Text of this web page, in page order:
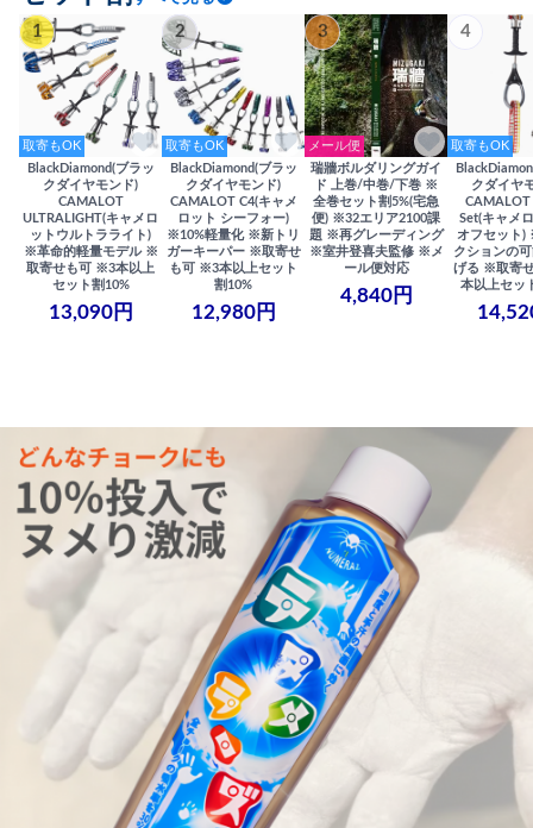
1
取寄もOK
BlackDiamond(ブラッ
クダイヤモンド)
CAMALOT
ULTRALIGHT(キャメロ
ットウルトラライト)
※革命的軽量モデル ※
取寄せも可 ※3本以上
セット割10%
13,090円
2
取寄もOK
BlackDiamond(ブラッ
クダイヤモンド)
CAMALOT C4(キャメ
ロット シーフォー)
※10%軽量化 ※新トリ
ガーキーパー ※取寄せ
も可 ※3本以上セット
割10%
12,980円
3
メール便
瑞牆ボルダリングガイ
ド 上巻/中巻/下巻 ※
全巻セット割5%(宅急
便) ※32エリア2100課
題 ※再グレーディング
※室井登喜夫監修 ※メ
ール便対応
4,840円
4
取寄もOK
クダイヤ
Set(キャメ
オフセット)
クションの
げる ※取寄
本以上セッ